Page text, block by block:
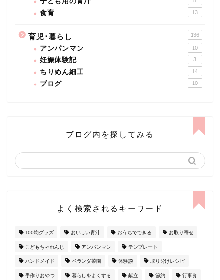
食育 13
育児･暮らし 136
アンパンマン 10
妊娠体験記 3
ちりめん細工 14
ブログ 10
ブログ内を探してみる
よく検索されるキーワード
100均グッズ おいしい青汁 おうちでできる お取り寄せ
こどもちゃれんじ アンパンマン テンプレート
ハンドメイド ベランダ菜園 体験談 取り分けレシピ
手作りおやつ 暮らしをよくする 献立 節約 行事食